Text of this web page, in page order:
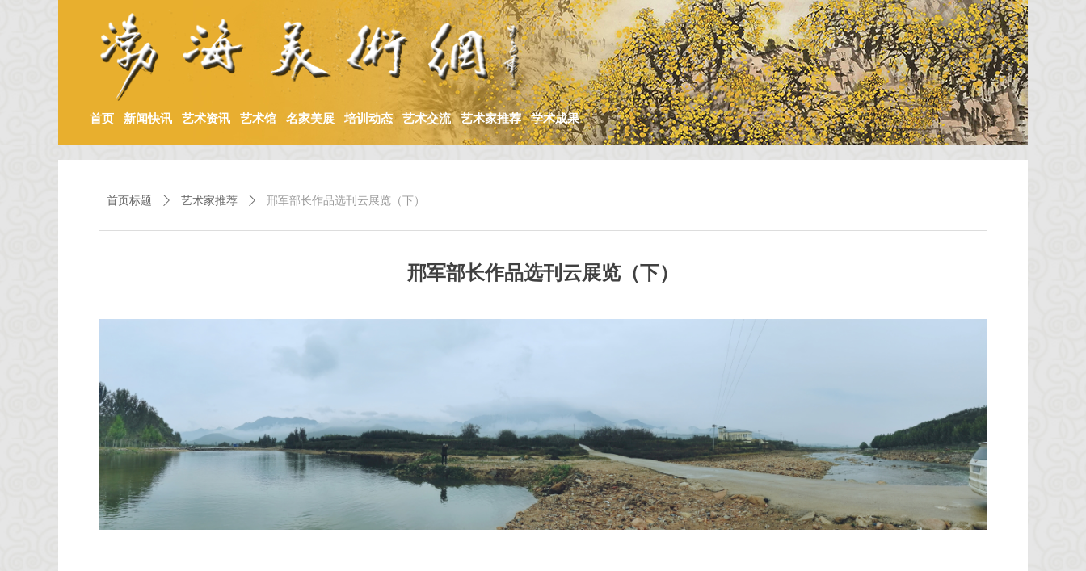
首页 新闻快讯 艺术资讯 艺术馆 名家美展 培训动态 艺术交流 艺术家推荐 学术成果
邢军部长作品选刊云展览（下）
首页标题 ꄲ 艺术家推荐 ꄲ 邢军部长作品选刊云展览（下）